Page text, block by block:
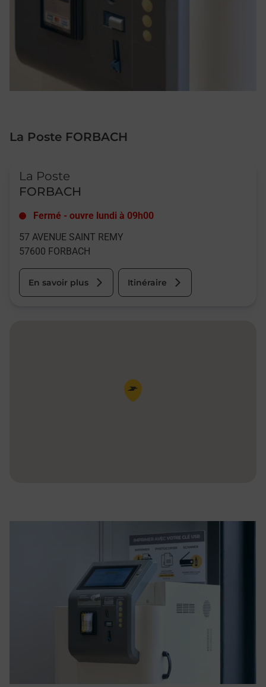
La Poste FORBACH
La Poste
FORBACH
Fermé - ouvre lundi à 09h00
57 AVENUE SAINT REMY
57600 FORBACH
En savoir plus Itinéraire
Pin de la carte